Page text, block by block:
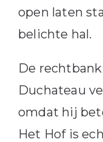
open laten
belichte hal.
De
Duchateau
omdat hij
Het Hof is